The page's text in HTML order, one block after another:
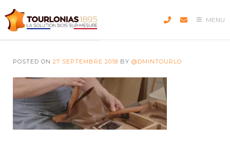
to
content
MENU
POSTED ON 27 SEPTEMBRE 2018 BY @DMINTOURLO